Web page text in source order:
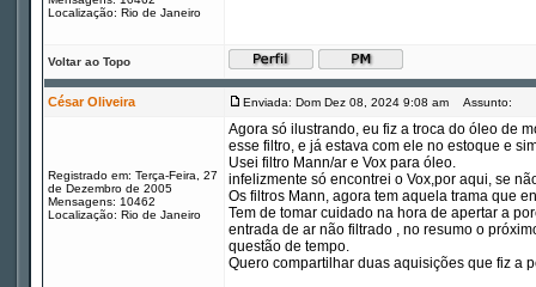
Localização: Rio de Janeiro
Voltar ao Topo
César Oliveira Enviada: Dom Dez 08, 2024 9:08 am Assunto:
Registrado em: Terça-Feira, 27
de Dezembro de 2005
Mensagens: 10462
Localização: Rio de Janeiro
Agora só ilustrando, eu fiz a troca do óleo de
esse filtro, e já estava com ele no estoque e
Usei filtro Mann/ar e Vox para óleo.
infelizmente só encontrei o Vox,por aqui, se
Os filtros Mann, agora tem aquela trama que
Tem de tomar cuidado na hora de apertar a
entrada de ar não filtrado , no resumo o
questão de tempo.
Quero compartilhar duas aquisições que fiz a